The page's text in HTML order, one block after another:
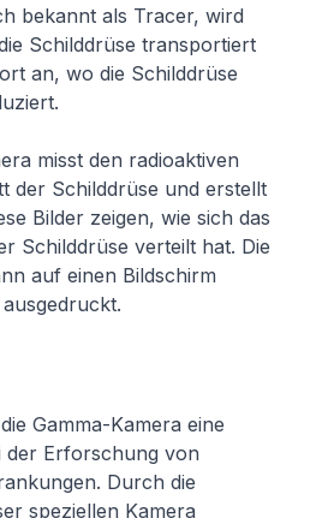
bekannt als Tracer, wird
Schilddrüse transportiert
an, wo die Schilddrüse
misst den radioaktiven
der Schilddrüse und erstellt
Bilder zeigen, wie sich das
Schilddrüse verteilt hat. Die
auf einen Bildschirm
Gamma-Kamera eine
der Erforschung von
Durch die
speziellen Kamera